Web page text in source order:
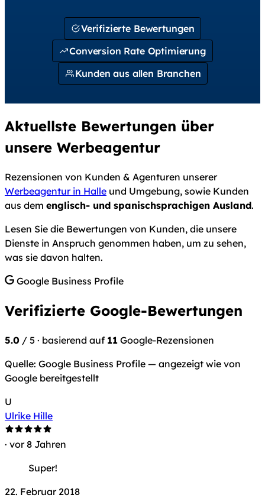
Verifizierte Bewertungen
Conversion Rate Optimierung
Kunden aus allen Branchen
Aktuellste Bewertungen über
unsere Werbeagentur
Rezensionen von Kunden & Agenturen unserer
Werbeagentur in Halle und Umgebung, sowie Kunden
aus dem englisch- und spanischsprachigen Ausland.
Lesen Sie die Bewertungen von Kunden, die unsere
Dienste in Anspruch genommen haben, um zu sehen,
was sie davon halten.
Google Business Profile
Verifizierte Google-Bewertungen
5.0 / 5 · basierend auf 11 Google-Rezensionen
Quelle: Google Business Profile — angezeigt wie von
Google bereitgestellt
U
Ulrike Hille
· vor 8 Jahren
Super!
22. Februar 2018